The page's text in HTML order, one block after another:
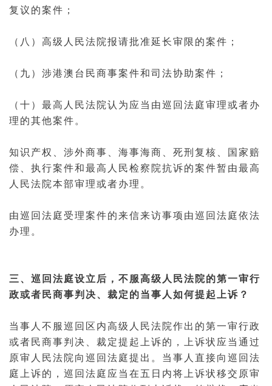
复议 的案件；
（八）高级 人民法院报请批准延长审限的案件；
（九）涉港澳台民商事案件和司法协助案件；
（十）最高人民法院认为应当由巡回法庭审理或者办
理的其他案件。
知识产权 、涉外商事、海事海商、死刑复核、国家赔
偿、执行案件和最高人民检察院抗诉的案件暂由最高
人民法院本部审理或者办理。
由巡回法庭受理案件的来信来访事项由巡回法庭依法
办理。
三、巡回法庭设立后，不服高级人民法院的第一审行
政或者民商事判决、裁定的当事人如何提起上诉？
当事人不服巡回区内高级人民法院作出的第一审行政
或者民商事判决、裁定提起上诉的，
上诉状 应当通过
原审人民法院向巡回法庭提出。当事人直接向巡回法
庭上诉的，巡回法庭应当在五日内将上诉状移交原审